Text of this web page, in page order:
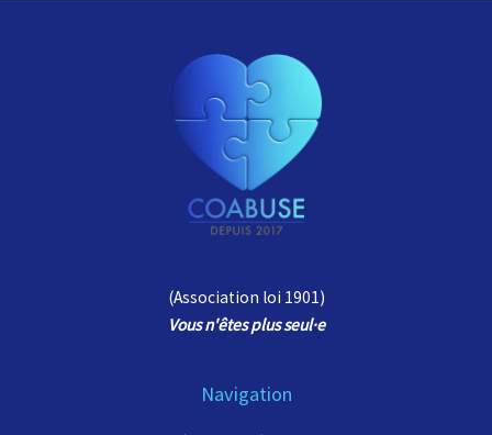
(Association loi 1901)
Vous n'êtes plus seul·e
Navigation